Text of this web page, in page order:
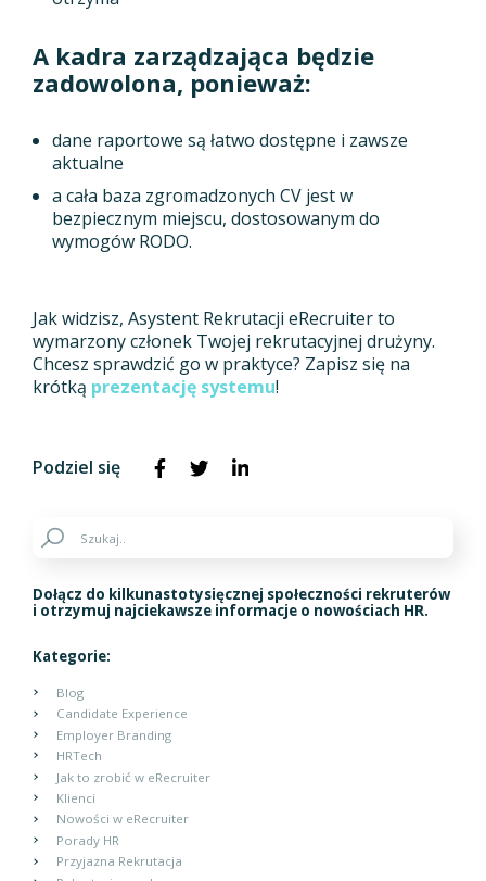
A kadra zarządzająca będzie
zadowolona, ponieważ:
dane raportowe są łatwo dostępne i zawsze
aktualne
a cała baza zgromadzonych CV jest w
bezpiecznym miejscu, dostosowanym do
wymogów RODO.
Jak widzisz, Asystent Rekrutacji eRecruiter to
wymarzony członek Twojej rekrutacyjnej drużyny.
Chcesz sprawdzić go w praktyce? Zapisz się na
krótką prezentację systemu!
Podziel się
Dołącz do kilkunastotysięcznej społeczności rekruterów
i otrzymuj najciekawsze informacje o nowościach HR.
Kategorie:
Blog
Candidate Experience
Employer Branding
HRTech
Jak to zrobić w eRecruiter
Klienci
Nowości w eRecruiter
Porady HR
Przyjazna Rekrutacja